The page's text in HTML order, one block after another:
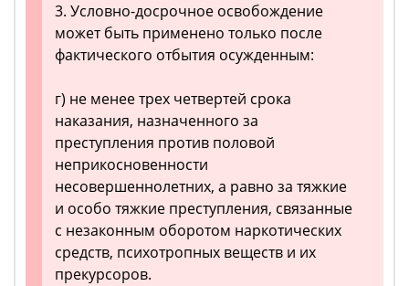
3. Условно-досрочное освобождение
может быть применено только после
фактического отбытия осужденным:
г) не менее трех четвертей срока
наказания, назначенного за
преступления против половой
неприкосновенности
несовершеннолетних, а равно за тяжкие
и особо тяжкие преступления, связанные
с незаконным оборотом наркотических
средств, психотропных веществ и их
прекурсоров.